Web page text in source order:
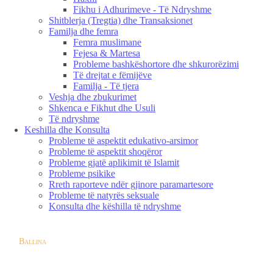
Fikhu i Adhurimeve - Të Ndryshme
Shitblerja (Tregtia) dhe Transaksionet
Familja dhe femra
Femra muslimane
Fejesa & Martesa
Probleme bashkëshortore dhe shkurorëzimi
Të drejtat e fëmijëve
Familja - Të tjera
Veshja dhe zbukurimet
Shkenca e Fikhut dhe Usuli
Të ndryshme
Keshilla dhe Konsulta
Probleme të aspektit edukativo-arsimor
Probleme të aspektit shoqëror
Probleme gjatë aplikimit të Islamit
Probleme psikike
Rreth raporteve ndër gjinore paramartesore
Probleme të natyrës seksuale
Konsulta dhe këshilla të ndryshme
Ballina